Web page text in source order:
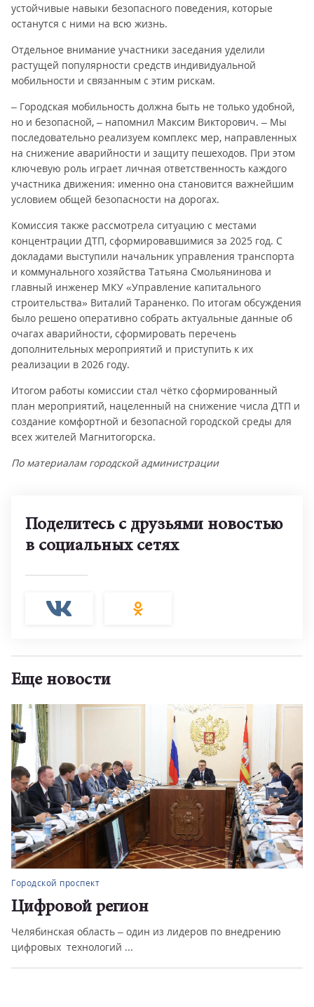
устойчивые навыки безопасного поведения, которые
останутся с ними на всю жизнь.
Отдельное внимание участники заседания уделили
растущей популярности средств индивидуальной
мобильности и связанным с этим рискам.
– Городская мобильность должна быть не только удобной,
но и безопасной, – напомнил Максим Викторович. – Мы
последовательно реализуем комплекс мер, направленных
на снижение аварийности и защиту пешеходов. При этом
ключевую роль играет личная ответственность каждого
участника движения: именно она становится важнейшим
условием общей безопасности на дорогах.
Комиссия также рассмотрела ситуацию с местами
концентрации ДТП, сформировавшимися за 2025 год. С
докладами выступили начальник управления транспорта
и коммунального хозяйства Татьяна Смольянинова и
главный инженер МКУ «Управление капитального
строительства» Виталий Тараненко. По итогам обсуждения
было решено оперативно собрать актуальные данные об
очагах аварийности, сформировать перечень
дополнительных мероприятий и приступить к их
реализации в 2026 году.
Итогом работы комиссии стал чётко сформированный
план мероприятий, нацеленный на снижение числа ДТП и
создание комфортной и безопасной городской среды для
всех жителей Магнитогорска.
По материалам городской администрации
Поделитесь с друзьями новостью
в социальных сетях
Еще новости
Городской проспект
Цифровой регион
Челябинская область – один из лидеров по внедрению
цифровых технологий ...